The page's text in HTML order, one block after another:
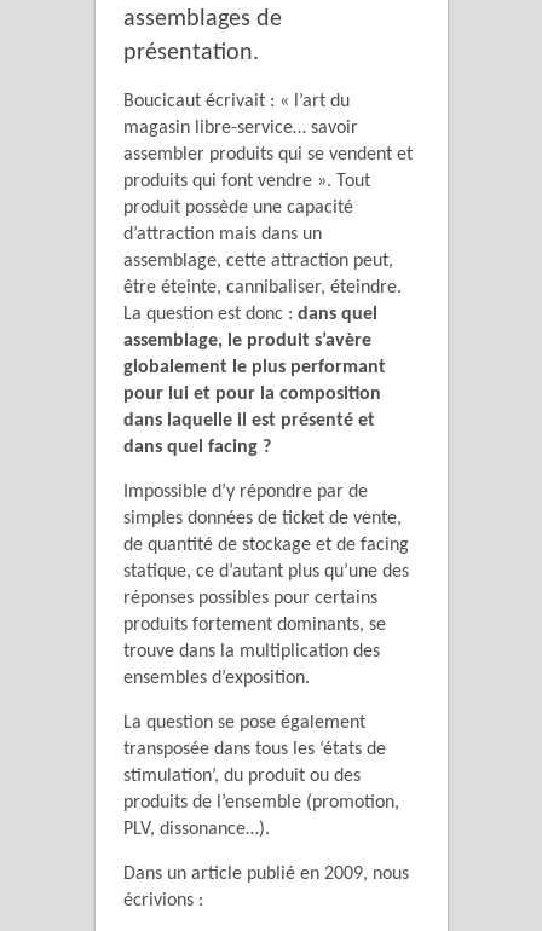
assemblages de
présentation.
Boucicaut écrivait : « l’art du
magasin libre-service… savoir
assembler produits qui se vendent et
produits qui font vendre ». Tout
produit possède une capacité
d’attraction mais dans un
assemblage, cette attraction peut,
être éteinte, cannibaliser, éteindre.
La question est donc : dans quel
assemblage, le produit s’avère
globalement le plus performant
pour lui et pour la composition
dans laquelle il est présenté et
dans quel facing ?
Impossible d’y répondre par de
simples données de ticket de vente,
de quantité de stockage et de facing
statique, ce d’autant plus qu’une des
réponses possibles pour certains
produits fortement dominants, se
trouve dans la multiplication des
ensembles d’exposition.
La question se pose également
transposée dans tous les ‘états de
stimulation’, du produit ou des
produits de l’ensemble (promotion,
PLV, dissonance…).
Dans un article publié en 2009, nous
écrivions :